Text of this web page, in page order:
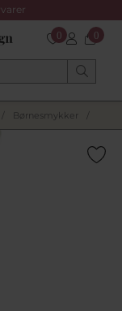
0 0
Børnesmykker